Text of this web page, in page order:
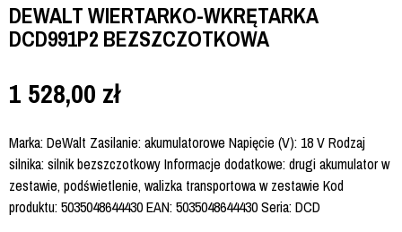
DEWALT WIERTARKO-WKRĘTARKA
DCD991P2 BEZSZCZOTKOWA
1 528,00 zł
Marka: DeWalt Zasilanie: akumulatorowe Napięcie (V): 18 V Rodzaj
silnika: silnik bezszczotkowy Informacje dodatkowe: drugi akumulator w
zestawie, podświetlenie, walizka transportowa w zestawie Kod
produktu: 5035048644430 EAN: 5035048644430 Seria: DCD